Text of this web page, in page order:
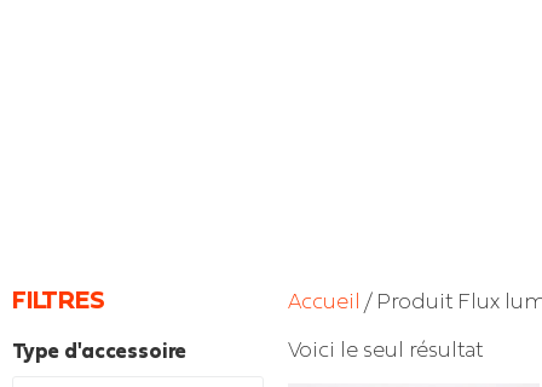
FILTRES
Type d'accessoire
Accueil / Produit Flux
Voici le seul résultat